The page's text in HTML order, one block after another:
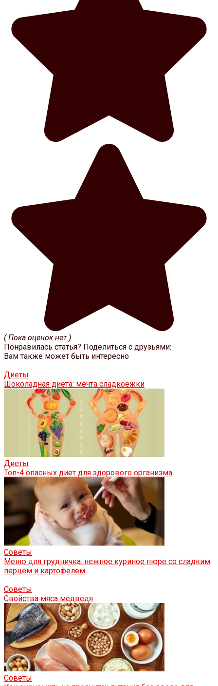
( Пока оценок нет )
Понравилась статья? Поделиться с друзьями:
Вам также может быть интересно
Диеты
Шоколадная диета: мечта сладкоежки
Диеты
Топ-4 опасных диет для здорового организма
Советы
Меню для грудничка: нежное куриное пюре со сладким
перцем и картофелем
Советы
Свойства мяса медведя
Советы